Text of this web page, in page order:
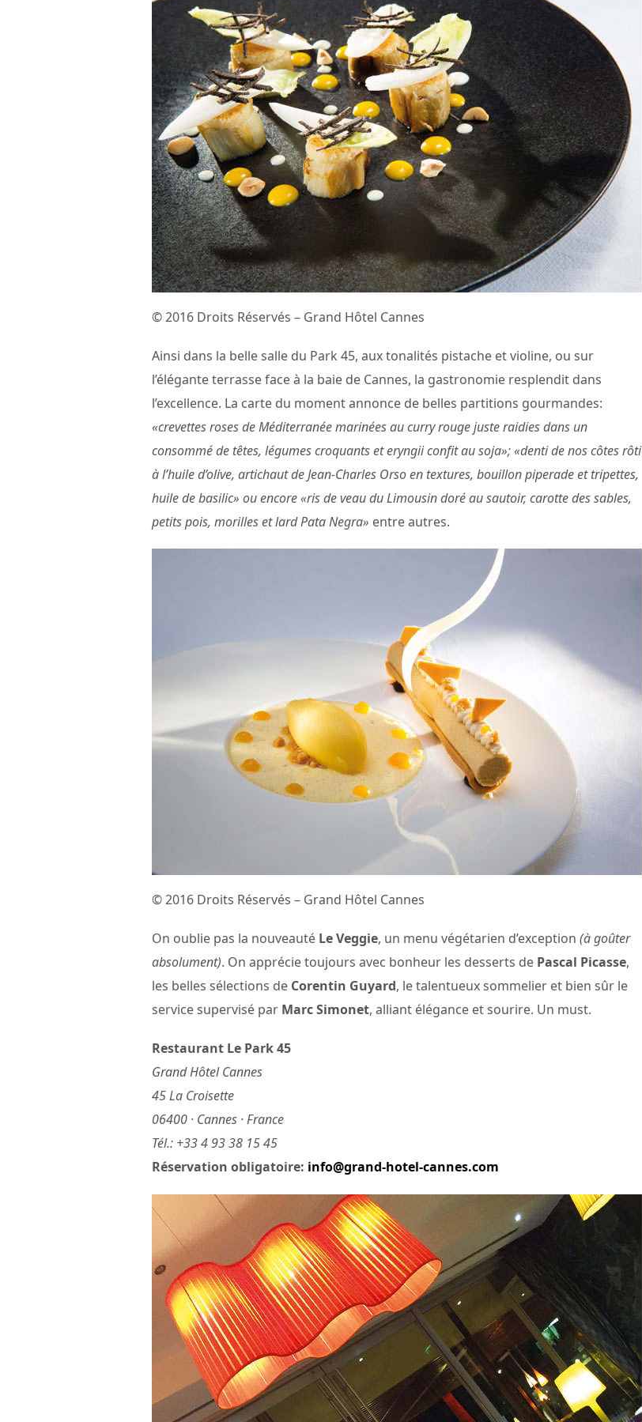
© 2016 Droits Réservés – Grand Hôtel Cannes
Ainsi dans la belle salle du Park 45, aux tonalités pistache et violine, ou sur
l’élégante terrasse face à la baie de Cannes, la gastronomie resplendit dans
l’excellence. La carte du moment annonce de belles partitions gourmandes:
«crevettes roses de Méditerranée marinées au curry rouge juste raidies dans un
consommé de têtes, légumes croquants et eryngii confit au soja»; «denti de nos côtes rôti
à l’huile d’olive, artichaut de Jean-Charles Orso en textures, bouillon piperade et tripettes,
huile de basilic» ou encore «ris de veau du Limousin doré au sautoir, carotte des sables,
petits pois, morilles et lard Pata Negra» entre autres.
© 2016 Droits Réservés – Grand Hôtel Cannes
On oublie pas la nouveauté Le Veggie, un menu végétarien d’exception (à goûter
absolument). On apprécie toujours avec bonheur les desserts de Pascal Picasse,
les belles sélections de Corentin Guyard, le talentueux sommelier et bien sûr le
service supervisé par Marc Simonet, alliant élégance et sourire. Un must.
Restaurant Le Park 45
Grand Hôtel Cannes
45 La Croisette
06400 · Cannes · France
Tél.: +33 4 93 38 15 45
Réservation obligatoire: info@grand-hotel-cannes.com